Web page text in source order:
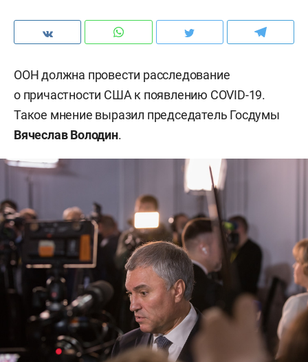
ООН должна провести расследование
о причастности США к появлению COVID-19.
Такое мнение выразил председатель Госдумы
Вячеслав Володин.